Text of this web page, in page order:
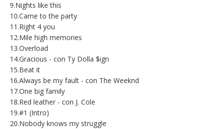
9.Nights like this
10.Came to the party
11.Right 4 you
12.Mile high memories
13.Overload
14.Gracious - con Ty Dolla $ign
15.Beat it
16.Always be my fault - con The Weeknd
17.One big family
18.Red leather - con J. Cole
19.#1 (Intro)
20.Nobody knows my struggle